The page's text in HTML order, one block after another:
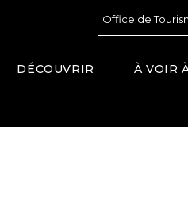
Office de
DÉCOUVRIR À VOIR